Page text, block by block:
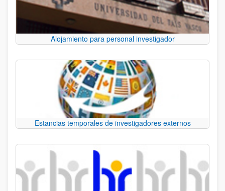
Alojamiento para personal investigador
Estancias temporales de investigadores externos